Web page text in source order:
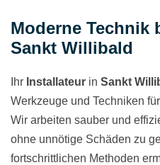
Moderne Technik
Sankt Willibald
Ihr Installateur in Sankt
Werkzeuge und Techniken
Wir arbeiten sauber und
ohne unnötige Schäden zu
fortschrittlichen Methoden